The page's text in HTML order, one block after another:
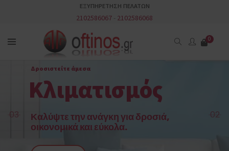
ΕΞΥΠΗΡΕΤΗΣΗ ΠΕΛΑΤΩΝ
2102586067 2102586068
0
Δροσιστείτε άμεσα
Κλιματισμός
Καλύψτε την ανάγκη για δροσιά,
οικονομικά και εύκολα.
02
03